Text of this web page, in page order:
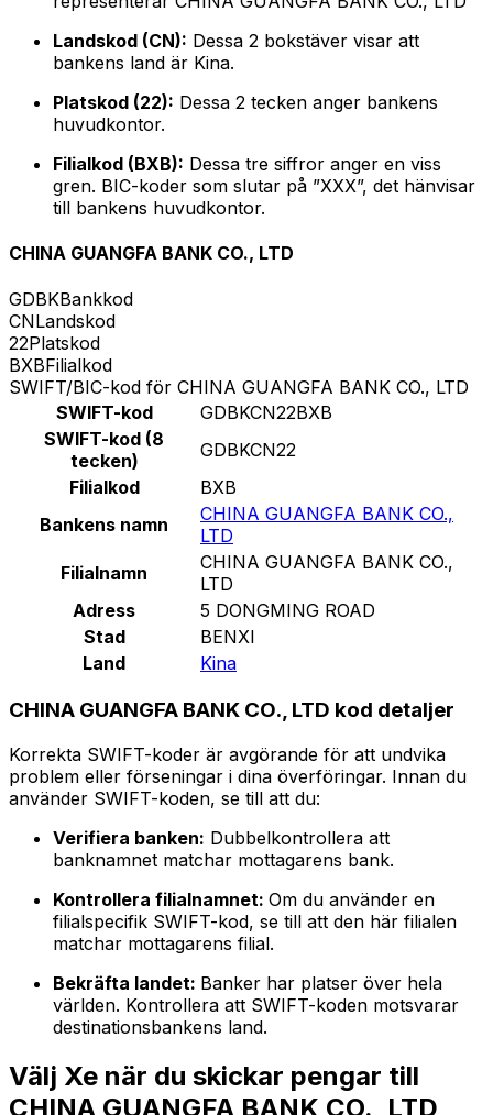
Landskod (CN): Dessa 2 bokstäver visar att
bankens land är Kina.
Platskod (22): Dessa 2 tecken anger bankens
huvudkontor.
Filialkod (BXB): Dessa tre siffror anger en viss
gren. BIC-koder som slutar på ”XXX”, det hänvisar
till bankens huvudkontor.
CHINA GUANGFA BANK CO., LTD
GDBKBankkod
CNLandskod
22Platskod
BXBFilialkod
SWIFT/BIC-kod för CHINA GUANGFA BANK CO., LTD
SWIFT-kod
GDBKCN22BXB
SWIFT-kod (8
tecken)
GDBKCN22
Filialkod
BXB
Bankens namn
CHINA GUANGFA BANK CO.,
LTD
Filialnamn
CHINA GUANGFA BANK CO.,
LTD
Adress
5 DONGMING ROAD
Stad
BENXI
Land
Kina
CHINA GUANGFA BANK CO., LTD kod detaljer
Korrekta SWIFT-koder är avgörande för att undvika
problem eller förseningar i dina överföringar. Innan du
använder SWIFT-koden, se till att du:
Verifiera banken: Dubbelkontrollera att
banknamnet matchar mottagarens bank.
Kontrollera filialnamnet: Om du använder en
filialspecifik SWIFT-kod, se till att den här filialen
matchar mottagarens filial.
Bekräfta landet: Banker har platser över hela
världen. Kontrollera att SWIFT-koden motsvarar
destinationsbankens land.
Välj Xe när du skickar pengar till
CHINA GUANGFA BANK CO., LTD